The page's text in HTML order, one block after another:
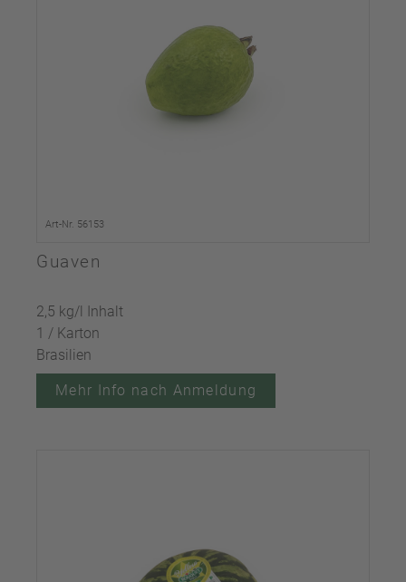
Art-Nr. 56153
Guaven
2,5 kg/l Inhalt
1 / Karton
Brasilien
Mehr Info nach Anmeldung